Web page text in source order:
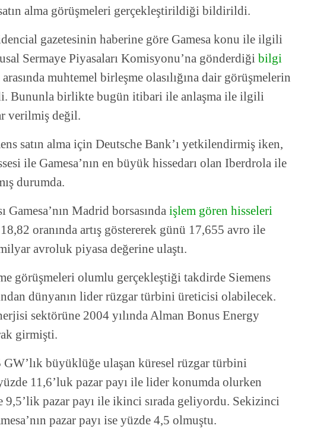
satın alma görüşmeleri gerçekleştirildiği bildirildi.
gazetesinin haberine göre Gamesa konu ile ilgili
Sermaye Piyasaları Komisyonu’na gönderdiği bilgi
muhtemel birleşme olasılığına dair görüşmelerin
Bununla birlikte bugün itibari ile anlaşma ile ilgili
verilmiş değil.
satın alma için Deutsche Bank’ı yetkilendirmiş iken,
ile Gamesa’nın en büyük hissedarı olan Iberdrola ile
durumda.
Gamesa’nın Madrid borsasında işlem gören hisseleri
oranında artış göstererek günü 17,655 avro ile
avroluk piyasa değerine ulaştı.
görüşmeleri olumlu gerçekleştiği takdirde Siemens
dünyanın lider rüzgar türbini üreticisi olabilecek.
sektörüne 2004 yılında Alman Bonus Energy
girmişti.
GW’lık büyüklüğe ulaşan küresel rüzgar türbini
11,6’luk pazar payı ile lider konumda olurken
9,5’lik pazar payı ile ikinci sırada geliyordu. Sekizinci
pazar payı ise yüzde 4,5 olmuştu.